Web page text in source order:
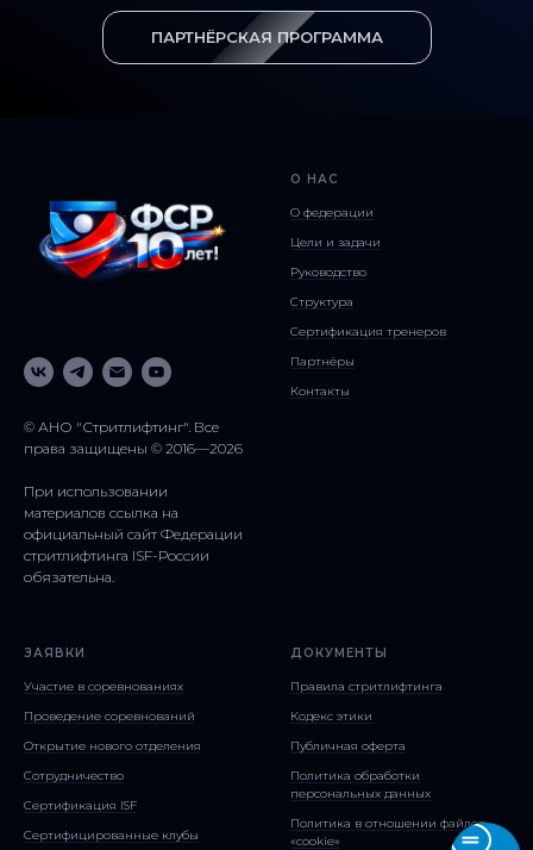
ПАРТНЁРСКАЯ ПРОГРАММА
© АНО "Стритлифтинг". Все
права защищены © 2016—2026
При использовании
материалов ссылка на
официальный сайт Федерации
стритлифтинга ISF-России
обязательна.
О НАС
О федерации
Цели и задачи
Руководство
Структура
Сертификация тренеров
Партнёры
Контакты
ЗАЯВКИ
Участие в соревнованиях
Проведение соревнований
Открытие нового отделения
Сотрудничество
Сертификация ISF
Сертифицированные клубы
ДОКУМЕНТЫ
Правила стритлифтинга
Кодекс этики
Публичная оферта
Политика обработки
персональных данных
Политика в отношении файлов
«cookie»